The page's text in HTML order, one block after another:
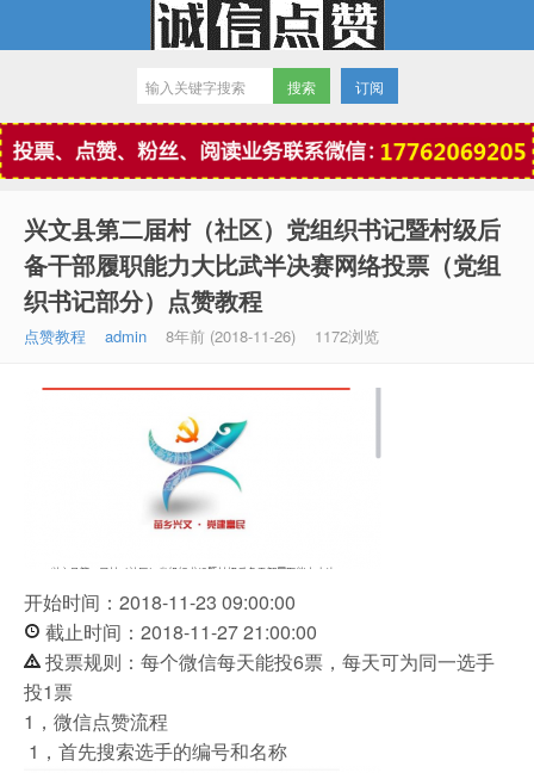
微信点赞
订阅
兴文县第二届村（社区）党组织书记暨村级后
备干部履职能力大比武半决赛网络投票（党组
织书记部分）点赞教程
点赞教程 admin 8年前 (2018-11-26) 1172浏览
开始时间：2018-11-23 09:00:00
截止时间：2018-11-27 21:00:00
投票规则：每个微信每天能投6票，每天可为同一选手
投1票
1，微信点赞流程
1，首先搜索选手的编号和名称